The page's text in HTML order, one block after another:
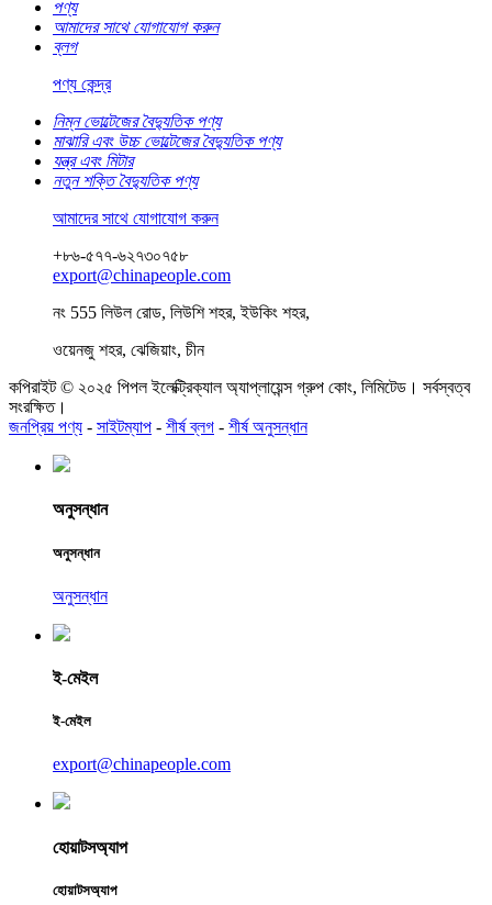
পণ্য
আমাদের সাথে যোগাযোগ করুন
ব্লগ
পণ্য কেন্দ্র
নিম্ন ভোল্টেজের বৈদ্যুতিক পণ্য
মাঝারি এবং উচ্চ ভোল্টেজের বৈদ্যুতিক পণ্য
যন্ত্র এবং মিটার
নতুন শক্তি বৈদ্যুতিক পণ্য
আমাদের সাথে যোগাযোগ করুন
+৮৬-৫৭৭-৬২৭৩০৭৫৮
export@chinapeople.com
নং 555 লিউল রোড, লিউশি শহর, ইউকিং শহর,
ওয়েনজু শহর, ঝেজিয়াং, চীন
কপিরাইট © ২০২৫ পিপল ইলেক্ট্রিক্যাল অ্যাপ্লায়েন্স গ্রুপ কোং, লিমিটেড। সর্বস্বত্ব
সংরক্ষিত।
জনপ্রিয় পণ্য - সাইটম্যাপ - শীর্ষ ব্লগ - শীর্ষ অনুসন্ধান
অনুসন্ধান
অনুসন্ধান
অনুসন্ধান
ই-মেইল
ই-মেইল
export@chinapeople.com
হোয়াটসঅ্যাপ
হোয়াটসঅ্যাপ